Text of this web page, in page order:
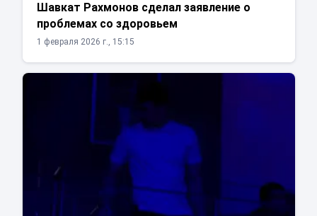
Шавкат Рахмонов сделал заявление о
проблемах со здоровьем
1 февраля 2026 г., 15:15